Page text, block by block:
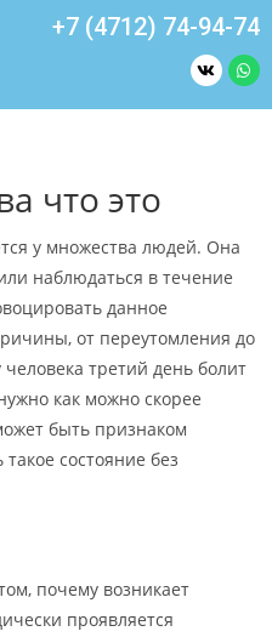
+7 (4712) 74-94-74
что это
у множества людей. Она
наблюдаться в течение
данное
от переутомления до
третий день болит
как можно скорее
быть признаком
состояние без
почему возникает
проявляется